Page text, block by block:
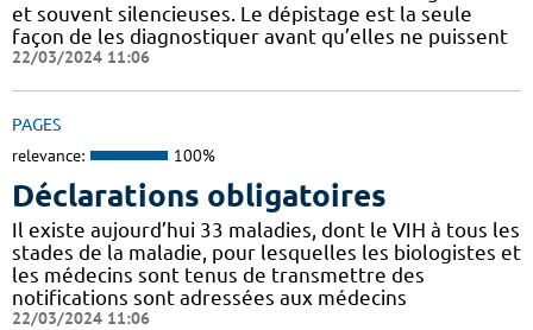
et souvent silencieuses. Le dépistage est la seule
façon de les diagnostiquer avant qu’elles ne puissent
22/03/2024 11:06
PAGES
relevance: 100%
Déclarations obligatoires
Il existe aujourd’hui 33 maladies, dont le VIH à tous les
stades de la maladie, pour lesquelles les biologistes et
les médecins sont tenus de transmettre des
notifications sont adressées aux médecins
22/03/2024 11:06